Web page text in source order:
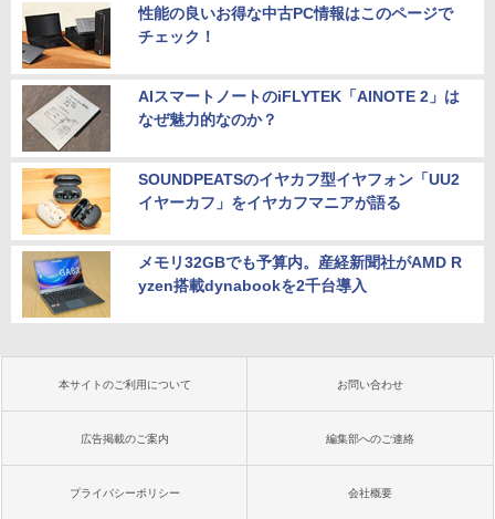
性能の良いお得な中古PC情報はこのページで
チェック！
AIスマートノートのiFLYTEK「AINOTE 2」は
なぜ魅力的なのか？
SOUNDPEATSのイヤカフ型イヤフォン「UU2
イヤーカフ」をイヤカフマニアが語る
メモリ32GBでも予算内。産経新聞社がAMD R
yzen搭載dynabookを2千台導入
本サイトのご利用について お問い合わせ
広告掲載のご案内 編集部へのご連絡
プライバシーポリシー 会社概要